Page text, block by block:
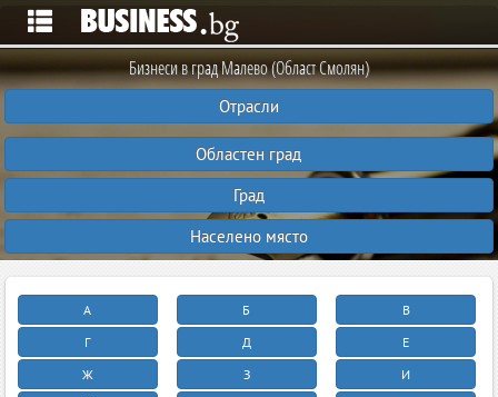
Бизнеси в град Малево (Област Смолян)
Отрасли
Областен град
Град
Населено място
А Б
В
Г
Д
Е
Ж
З
И